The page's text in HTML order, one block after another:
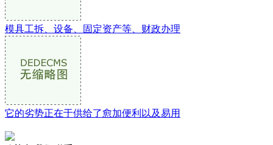
模具工拆、设备、固定资产等、财政办理
它的劣势正在于供给了愈加便利以及易用